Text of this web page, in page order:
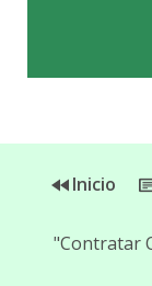
Inicio
"Contratar